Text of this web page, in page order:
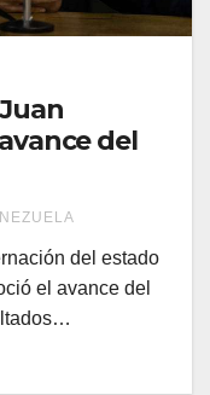
del
del estado
el avance del